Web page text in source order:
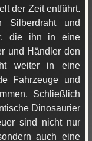
der Zeit entführt.
Silberdraht und
die ihn in eine
und Händler den
weiter in eine
Fahrzeuge und
Schließlich
Dinosaurier
sind nicht nur
auch eine